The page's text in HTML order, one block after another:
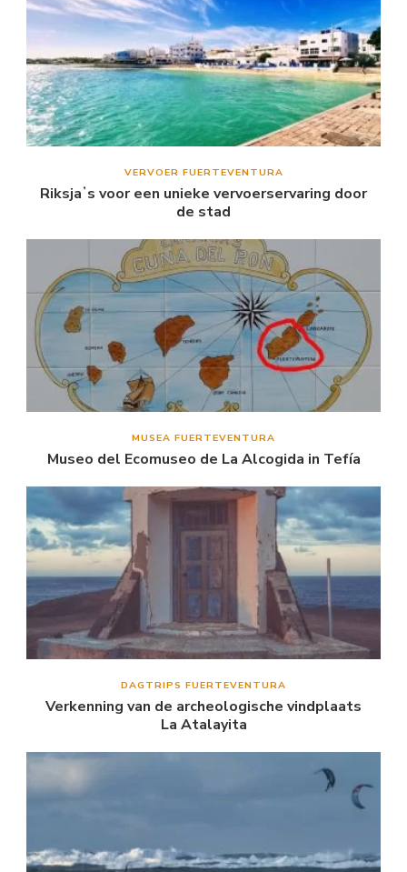
VERVOER FUERTEVENTURA
Riksjaʼs voor een unieke vervoerservaring door
de stad
MUSEA FUERTEVENTURA
Museo del Ecomuseo de La Alcogida in Tefía
DAGTRIPS FUERTEVENTURA
Verkenning van de archeologische vindplaats
La Atalayita